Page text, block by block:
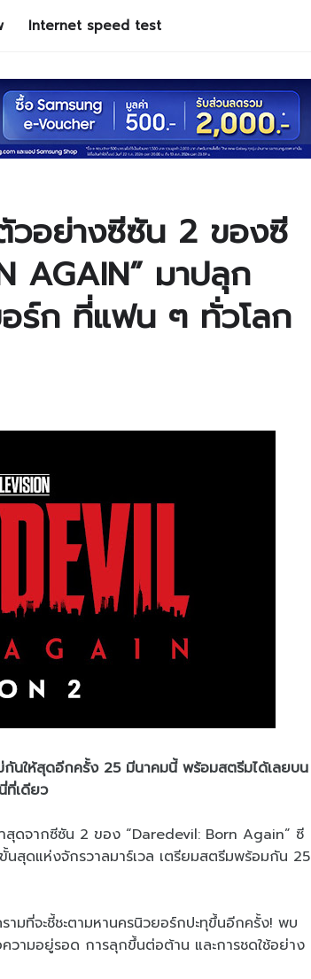
Internet speed test
อย่างซีซัน 2 ของซี
AGAIN” มาปลุก
ร์ก ที่แฟน ๆ ทั่วโลก
นให้สุดอีกครั้ง 25 มีนาคมนี้ พร้อมสตรีมได้เลยบน
ที่เดียว
สุดจากซีซัน 2 ของ “Daredevil: Born Again” ซี
สุดแห่งจักรวาลมาร์เวล เตรียมสตรีมพร้อมกัน 25
มที่จะชี้ชะตามหานครนิวยอร์กปะทุขึ้นอีกครั้ง! พบ
วามอยู่รอด การลุกขึ้นต่อต้าน และการชดใช้อย่าง